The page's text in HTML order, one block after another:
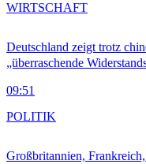
Deutschland zeigt trotz
„überraschende
09:51
WIRTSCHAFT
Großbritannien,
POLITIK